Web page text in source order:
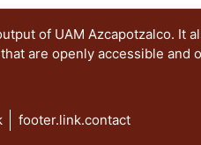
of UAM Azcapotzalco. It
are openly accessible and
footer.link.contact